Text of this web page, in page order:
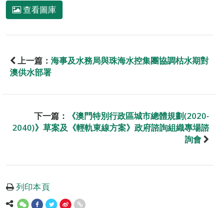
查看圖庫
上一篇： 海事及水務局與珠海水控集團協調枯水期對
澳供水部署
下一篇：
《澳門特別行政區城市總體規劃(2020-
2040)》草案及《輕軌東線方案》政府諮詢組織專場諮
詢會
列印本頁